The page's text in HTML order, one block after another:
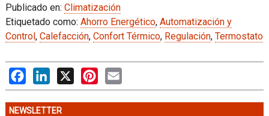
Publicado en: Climatización
Etiquetado como: Ahorro Energético, Automatización y
Control, Calefacción, Confort Térmico, Regulación, Termostato
FacebookLinkedIn
X PinterestEmail
NEWSLETTER